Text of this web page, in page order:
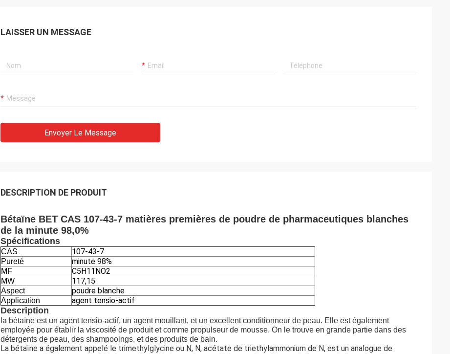
LAISSER UN MESSAGE
Envoyer Le Message
DESCRIPTION DE PRODUIT
Bétaïne BET CAS 107-43-7 matières premières de poudre de pharmaceutiques blanches
de la minute 98,0%
Spécifications
CAS 107-43-7
Pureté minute 98%
MF C5H11NO2
MW 117,15
Aspect poudre blanche
Application agent tensio-actif
Description
la bétaïne est un agent tensio-actif, un agent mouillant, et un excellent conditionneur de peau. Elle est également
employée pour établir la viscosité de produit et comme propulseur de mousse. On le trouve en grande partie dans des
détergents de peau, des shampooings, et des produits de bain.
La bétaïne a également appelé le trimethylglycine ou N, N, acétate de triethylammonium de N, est un analogue de